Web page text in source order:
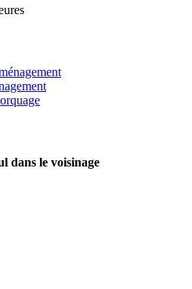
dans le voisinage